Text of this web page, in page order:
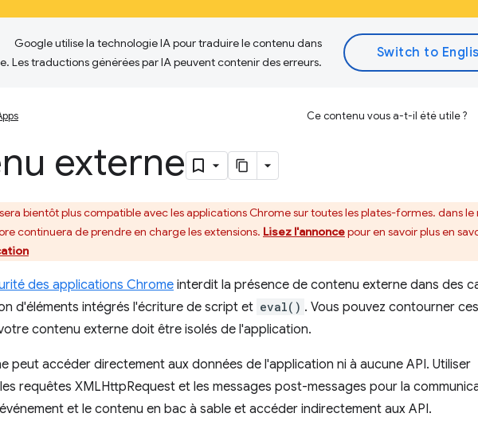
Google utilise la technologie IA pour traduire le contenu dans
Les traductions générées par IA peuvent contenir des erreurs.
Ce contenu vous a-t-il été utile ?
externe
bientôt plus compatible avec les applications Chrome sur toutes les plates-formes. dans
continuera de prendre en charge les extensions. Lisez l'annoncepour en savoir plus en
des applications Chromeinterdit la présence de contenu externe dans des
d'éléments intégrés l'écriture de script et eval() . Vous pouvez contourner ces
contenu externe doit être isolés de l'application.
peut accéder directement aux données de l'application ni à aucune API. Utiliser
requêtes XMLHttpRequest et les messages post-messages pour la
et le contenu en bac à sable et accéder indirectement aux API.